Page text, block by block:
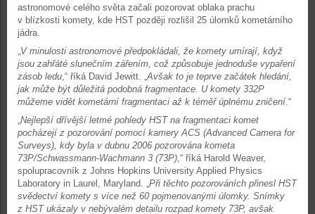
astronomové celého světa začali pozorovat oblaka prachu
v blízkosti komety, kde HST později rozlišil 25 úlomků kometárního
jádra.
„V minulosti astronomové předpokládali, že komety umírají, když
jsou zahřáté slunečním zářením, což způsobuje jednoduše vypaření
zásob ledu,“ říká David Jewitt. „Avšak to je teprve začátek hledání,
jak může být důležitá podobná fragmentace. U komety 332P
můžeme vidět kometární fragmentaci až k téměř úplnému zničení.“
„Nejlepší dřívější letmé pohledy HST na fragmentaci komet
pocházejí z pozorování pomocí kamery ACS (Advanced Camera for
Surveys), kdy byla v dubnu 2006 pozorována kometa
73P/Schwassmann-Wachmann 3 (73P),“ říká Harold Weaver,
spolupracovník z Johns Hopkins University Applied Physics
Laboratory in Laurel, Maryland. „Při těchto pozorováních přinesl HST
svědectví komety s více než 60 pojmenovanými úlomky. Snímky
z HST ukázaly v nebývalém detailu rozpad komety 73P, avšak